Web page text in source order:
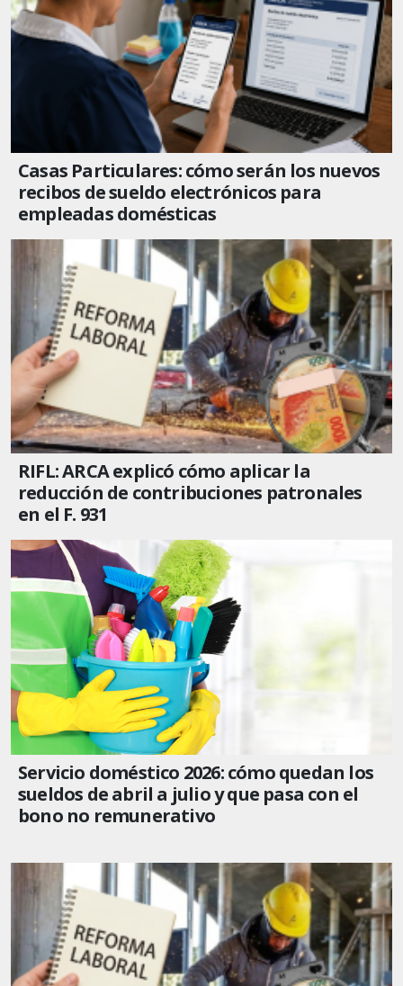
Casas Particulares: cómo serán los nuevos
recibos de sueldo electrónicos para
empleadas domésticas
RIFL: ARCA explicó cómo aplicar la
reducción de contribuciones patronales
en el F. 931
Servicio doméstico 2026: cómo quedan los
sueldos de abril a julio y que pasa con el
bono no remunerativo